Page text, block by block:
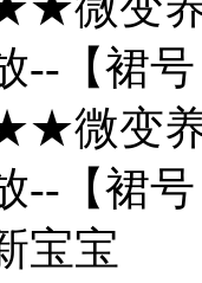
--【裙号
微变养
--【裙号
宝宝